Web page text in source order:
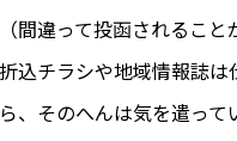
（間違って投函されるこ
折込チラシや地域情報誌
ら、そのへんは気を遣って